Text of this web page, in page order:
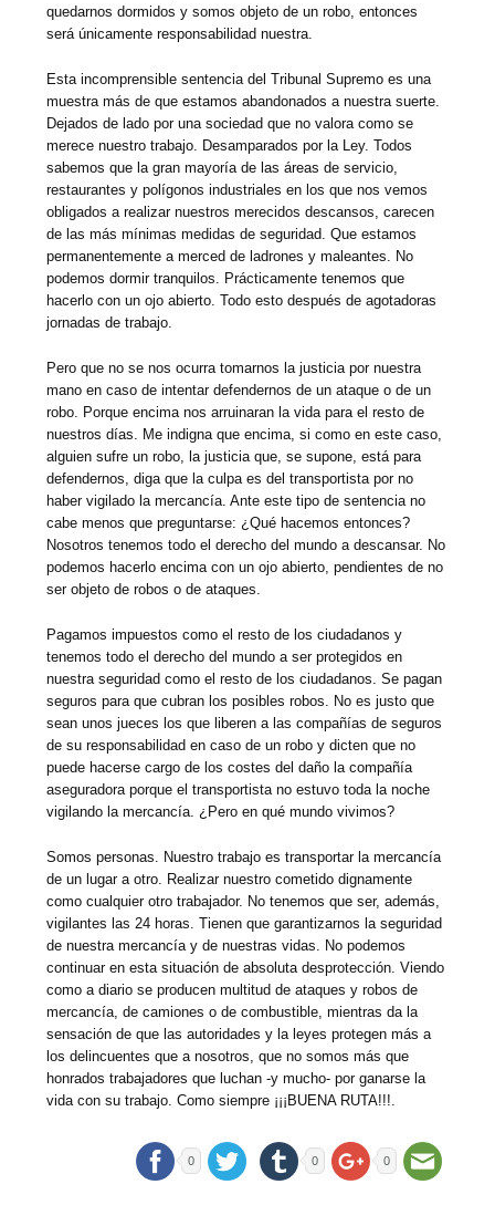
quedarnos dormidos y somos objeto de un robo, entonces
será únicamente responsabilidad nuestra.
Esta incomprensible sentencia del Tribunal Supremo es una
muestra más de que estamos abandonados a nuestra suerte.
Dejados de lado por una sociedad que no valora como se
merece nuestro trabajo. Desamparados por la Ley. Todos
sabemos que la gran mayoría de las áreas de servicio,
restaurantes y polígonos industriales en los que nos vemos
obligados a realizar nuestros merecidos descansos, carecen
de las más mínimas medidas de seguridad. Que estamos
permanentemente a merced de ladrones y maleantes. No
podemos dormir tranquilos. Prácticamente tenemos que
hacerlo con un ojo abierto. Todo esto después de agotadoras
jornadas de trabajo.
Pero que no se nos ocurra tomarnos la justicia por nuestra
mano en caso de intentar defendernos de un ataque o de un
robo. Porque encima nos arruinaran la vida para el resto de
nuestros días. Me indigna que encima, si como en este caso,
alguien sufre un robo, la justicia que, se supone, está para
defendernos, diga que la culpa es del transportista por no
haber vigilado la mercancía. Ante este tipo de sentencia no
cabe menos que preguntarse: ¿Qué hacemos entonces?
Nosotros tenemos todo el derecho del mundo a descansar. No
podemos hacerlo encima con un ojo abierto, pendientes de no
ser objeto de robos o de ataques.
Pagamos impuestos como el resto de los ciudadanos y
tenemos todo el derecho del mundo a ser protegidos en
nuestra seguridad como el resto de los ciudadanos. Se pagan
seguros para que cubran los posibles robos. No es justo que
sean unos jueces los que liberen a las compañías de seguros
de su responsabilidad en caso de un robo y dicten que no
puede hacerse cargo de los costes del daño la compañía
aseguradora porque el transportista no estuvo toda la noche
vigilando la mercancía. ¿Pero en qué mundo vivimos?
Somos personas. Nuestro trabajo es transportar la mercancía
de un lugar a otro. Realizar nuestro cometido dignamente
como cualquier otro trabajador. No tenemos que ser, además,
vigilantes las 24 horas. Tienen que garantizarnos la seguridad
de nuestra mercancía y de nuestras vidas. No podemos
continuar en esta situación de absoluta desprotección. Viendo
como a diario se producen multitud de ataques y robos de
mercancía, de camiones o de combustible, mientras da la
sensación de que las autoridades y la leyes protegen más a
los delincuentes que a nosotros, que no somos más que
honrados trabajadores que luchan -y mucho- por ganarse la
vida con su trabajo. Como siempre ¡¡¡BUENA RUTA!!!.
0 0 0